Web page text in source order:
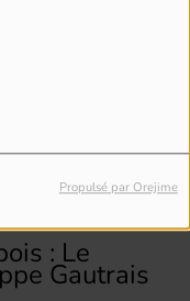
Propulsé par Orejime
avec
et guides
La
: Le
Gautrais